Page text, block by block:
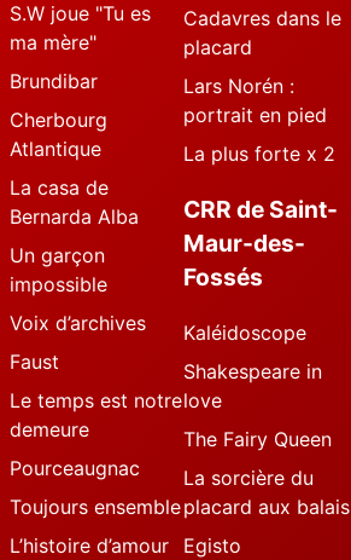
S.W joue "Tu es
ma mère"
Brundibar
Cherbourg
Atlantique
La casa de
Bernarda Alba
Un garçon
impossible
Voix d’archives
Faust
Le temps est notre
demeure
Pourceaugnac
Toujours ensemble
L’histoire d’amour
Cadavres dans le
placard
Lars Norén :
portrait en pied
La plus forte x 2
CRR de Saint-
Maur-des-
Fossés
Kaléidoscope
Shakespeare in
love
The Fairy Queen
La sorcière du
placard aux balais
Egisto